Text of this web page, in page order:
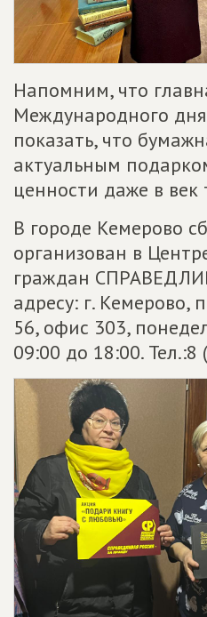
Напомним, что
Международного
показать, что
актуальным
ценности даже в век
В городе Кемерово
организован в
граждан
адресу: г. Кемерово,
56, офис 303,
09:00 до 18:00. Тел.:8